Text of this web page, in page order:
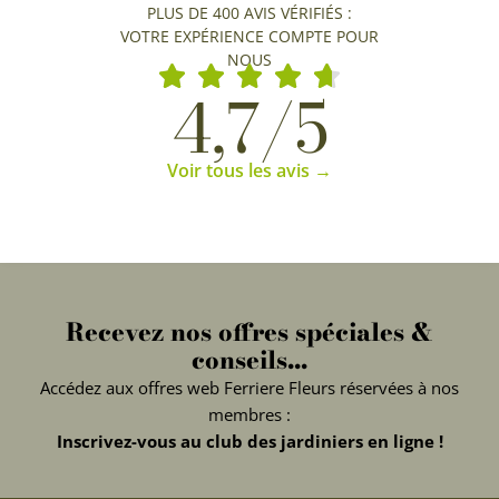
PLUS DE 400 AVIS VÉRIFIÉS :
VOTRE EXPÉRIENCE COMPTE POUR
NOUS
4,7/5
Voir tous les avis →
Recevez nos offres spéciales &
conseils...
Accédez aux offres web Ferriere Fleurs réservées à nos
membres :
Inscrivez-vous au club des jardiniers en ligne !